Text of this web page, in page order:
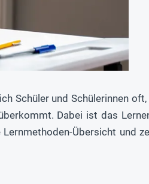
Schüler und Schülerinnen
Dabei ist das
Übersicht und